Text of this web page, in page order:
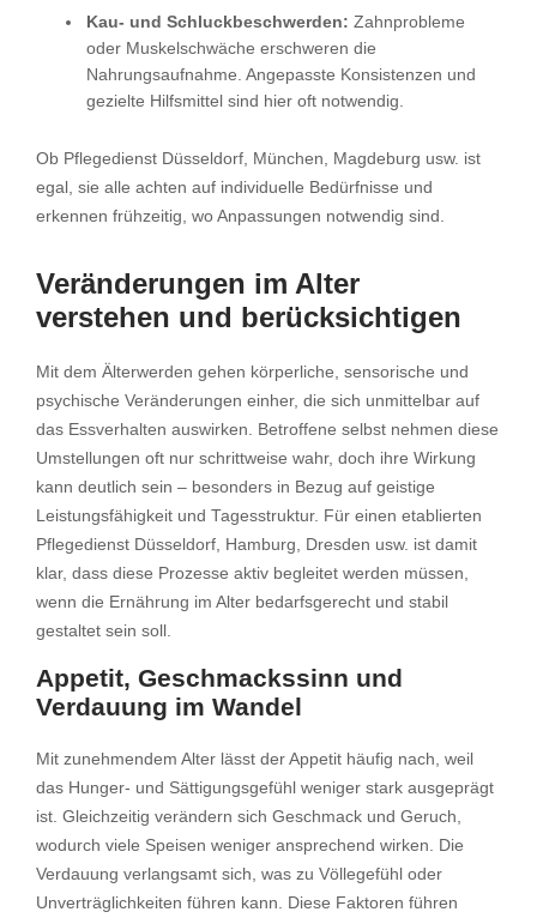
Kau- und Schluckbeschwerden: Zahnprobleme
oder Muskelschwäche erschweren die
Nahrungsaufnahme. Angepasste Konsistenzen und
gezielte Hilfsmittel sind hier oft notwendig.
Ob Pflegedienst Düsseldorf, München, Magdeburg usw. ist
egal, sie alle achten auf individuelle Bedürfnisse und
erkennen frühzeitig, wo Anpassungen notwendig sind.
Veränderungen im Alter
verstehen und berücksichtigen
Mit dem Älterwerden gehen körperliche, sensorische und
psychische Veränderungen einher, die sich unmittelbar auf
das Essverhalten auswirken. Betroffene selbst nehmen diese
Umstellungen oft nur schrittweise wahr, doch ihre Wirkung
kann deutlich sein – besonders in Bezug auf geistige
Leistungsfähigkeit und Tagesstruktur. Für einen etablierten
Pflegedienst Düsseldorf, Hamburg, Dresden usw. ist damit
klar, dass diese Prozesse aktiv begleitet werden müssen,
wenn die Ernährung im Alter bedarfsgerecht und stabil
gestaltet sein soll.
Appetit, Geschmackssinn und
Verdauung im Wandel
Mit zunehmendem Alter lässt der Appetit häufig nach, weil
das Hunger- und Sättigungsgefühl weniger stark ausgeprägt
ist. Gleichzeitig verändern sich Geschmack und Geruch,
wodurch viele Speisen weniger ansprechend wirken. Die
Verdauung verlangsamt sich, was zu Völlegefühl oder
Unverträglichkeiten führen kann. Diese Faktoren führen